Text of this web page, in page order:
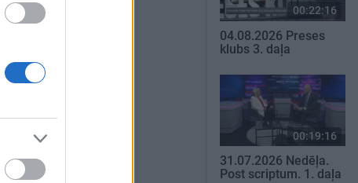
00:22:16
04.08.2026 Preses
klubs 3. daļa
00:19:16
31.07.2026 Nedēļa.
Post scriptum. 1. daļa